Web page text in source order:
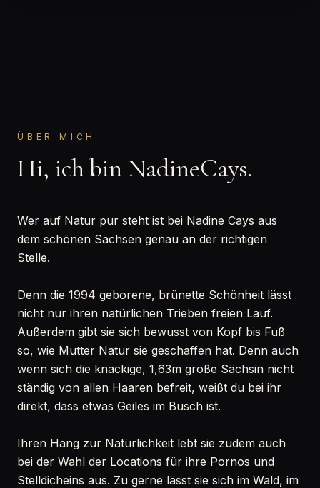
ÜBER MICH
Hi, ich bin NadineCays.
Wer auf Natur pur steht ist bei Nadine Cays aus
dem schönen Sachsen genau an der richtigen
Stelle.
Denn die 1994 geborene, brünette Schönheit lässt
nicht nur ihren natürlichen Trieben freien Lauf.
Außerdem gibt sie sich bewusst von Kopf bis Fuß
so, wie Mutter Natur sie geschaffen hat. Denn auch
wenn sich die knackige, 1,63m große Sächsin nicht
ständig von allen Haaren befreit, weißt du bei ihr
direkt, dass etwas Geiles im Busch ist.
Ihren Hang zur Natürlichkeit lebt sie zudem auch
bei der Wahl der Locations für ihre Pornos und
Stelldicheins aus. Zu gerne lässt sie sich im Wald, im